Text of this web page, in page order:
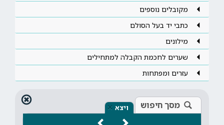
מקובלים נוספים
כתבי יד בעל הסולם
מילונים
שערים לחכמת הקבלה למתחילים
עזרים ומפתחות
מסך חיפוש ויצא ×